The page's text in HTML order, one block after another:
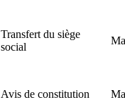
Transfert du siège
social
Avis de constitution